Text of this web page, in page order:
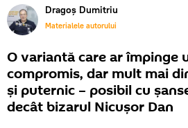
Dragoș Dumitriu
Materialele autorului
O variantă care ar împinge
compromis, dar mult mai
și puternic – posibil cu
decât bizarul Nicușor Dan